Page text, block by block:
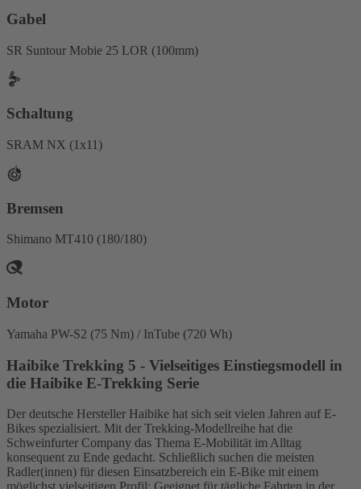
Gabel
SR Suntour Mobie 25 LOR (100mm)
Schaltung
SRAM NX (1x11)
Bremsen
Shimano MT410 (180/180)
Motor
Yamaha PW-S2 (75 Nm) / InTube (720 Wh)
Haibike Trekking 5 - Vielseitiges Einstiegsmodell in
die Haibike E-Trekking Serie
Der deutsche Hersteller Haibike hat sich seit vielen Jahren auf E-
Bikes spezialisiert. Mit der Trekking-Modellreihe hat die
Schweinfurter Company das Thema E-Mobilität im Alltag
konsequent zu Ende gedacht. Schließlich suchen die meisten
Radler(innen) für diesen Einsatzbereich ein E-Bike mit einem